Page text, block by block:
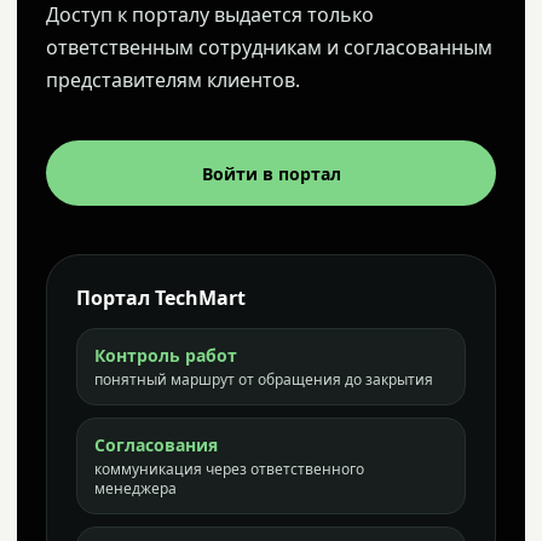
Доступ к порталу выдается только
ответственным сотрудникам и согласованным
представителям клиентов.
Войти в портал
Портал TechMart
Контроль работ
понятный маршрут от обращения до закрытия
Согласования
коммуникация через ответственного
менеджера